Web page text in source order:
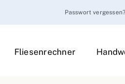
Passwort vergessen?
Fliesenrechner